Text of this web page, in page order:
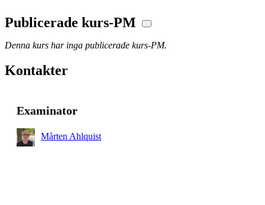
Publicerade kurs-PM
Denna kurs har inga publicerade kurs-PM.
Kontakter
Examinator
Mårten Ahlquist